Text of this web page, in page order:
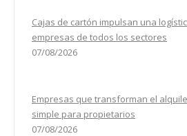
Cajas de cartón impulsan una
empresas de todos los sectores
07/08/2026
Empresas que transforman el
simple para propietarios
07/08/2026